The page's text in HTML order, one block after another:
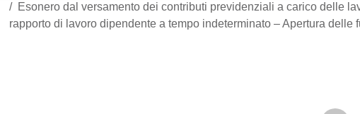
Esonero dal versamento dei contributi previdenziali a carico delle
rapporto di lavoro dipendente a tempo indeterminato – Apertura